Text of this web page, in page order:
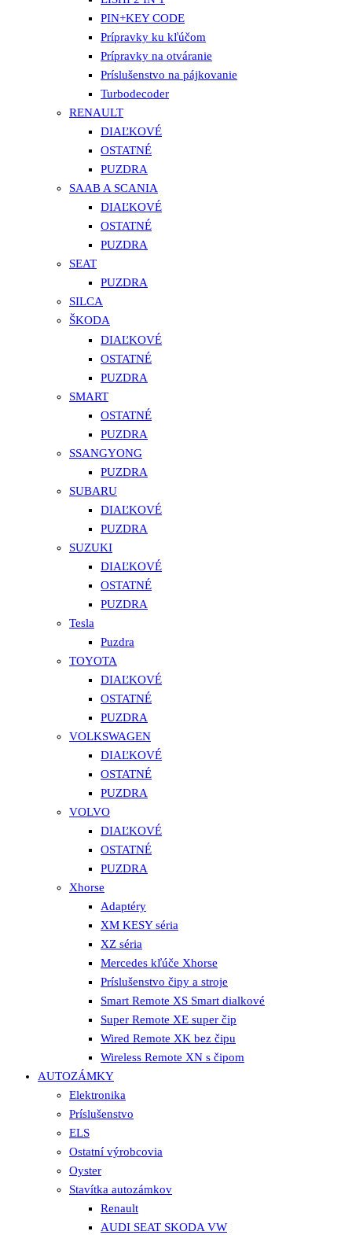
PIN+KEY CODE
Prípravky ku kľúčom
Prípravky na otváranie
Príslušenstvo na pájkovanie
Turbodecoder
RENAULT
DIAĽKOVÉ
OSTATNÉ
PUZDRA
SAAB A SCANIA
DIAĽKOVÉ
OSTATNÉ
PUZDRA
SEAT
PUZDRA
SILCA
ŠKODA
DIAĽKOVÉ
OSTATNÉ
PUZDRA
SMART
OSTATNÉ
PUZDRA
SSANGYONG
PUZDRA
SUBARU
DIAĽKOVÉ
PUZDRA
SUZUKI
DIAĽKOVÉ
OSTATNÉ
PUZDRA
Tesla
Puzdra
TOYOTA
DIAĽKOVÉ
OSTATNÉ
PUZDRA
VOLKSWAGEN
DIAĽKOVÉ
OSTATNÉ
PUZDRA
VOLVO
DIAĽKOVÉ
OSTATNÉ
PUZDRA
Xhorse
Adaptéry
XM KESY séria
XZ séria
Mercedes kľúče Xhorse
Príslušenstvo čipy a stroje
Smart Remote XS Smart dialkové
Super Remote XE super čip
Wired Remote XK bez čipu
Wireless Remote XN s čipom
AUTOZÁMKY
Elektronika
Príslušenstvo
ELS
Ostatní výrobcovia
Oyster
Stavítka autozámkov
Renault
AUDI SEAT SKODA VW